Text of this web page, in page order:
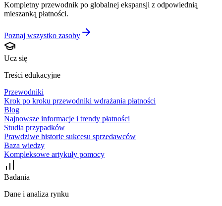
Kompletny przewodnik po globalnej ekspansji z odpowiednią
mieszanką płatności.
Poznaj wszystko zasoby
Ucz się
Treści edukacyjne
Przewodniki
Krok po kroku przewodniki wdrażania płatności
Blog
Najnowsze informacje i trendy płatności
Studia przypadków
Prawdziwe historie sukcesu sprzedawców
Baza wiedzy
Kompleksowe artykuły pomocy
Badania
Dane i analiza rynku